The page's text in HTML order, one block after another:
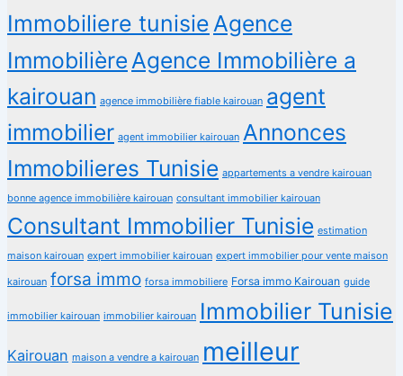
Immobiliere tunisie Agence
Immobilière Agence Immobilière a
kairouan agence immobilière fiable kairouan agent
immobilier agent immobilier kairouan Annonces
Immobilieres Tunisie appartements a vendre kairouan
bonne agence immobilière kairouan consultant immobilier kairouan
Consultant Immobilier Tunisie estimation
maison kairouan expert immobilier kairouan expert immobilier pour vente maison
kairouan forsa immo forsa immobiliere Forsa immo Kairouan guide
immobilier kairouan immobilier kairouan Immobilier Tunisie
Kairouan maison a vendre a kairouan meilleur